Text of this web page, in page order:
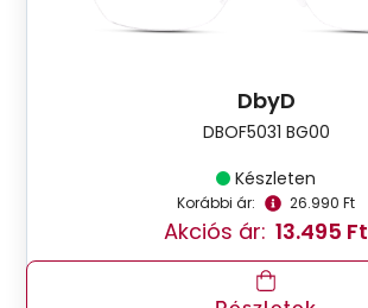
DbyD
DBOF5031 BG00
Készleten
Korábbi ár: 26.990 Ft
Akciós ár: 13.495 Ft